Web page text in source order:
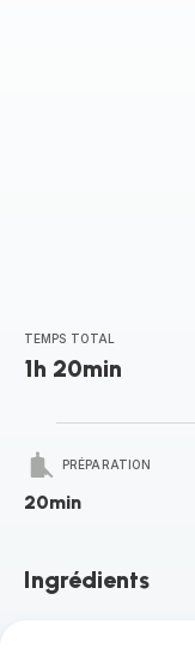
TEMPS TOTAL
1h 20min
PRÉPARATION
20min
Ingrédients